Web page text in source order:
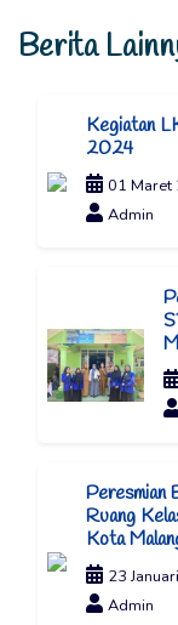
Berita
Kegiatan
2024
01 Maret
Admin
Peresmian
Ruang
Kota
23
Admin